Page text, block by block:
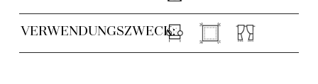
VERWENDUNGSZWECK: